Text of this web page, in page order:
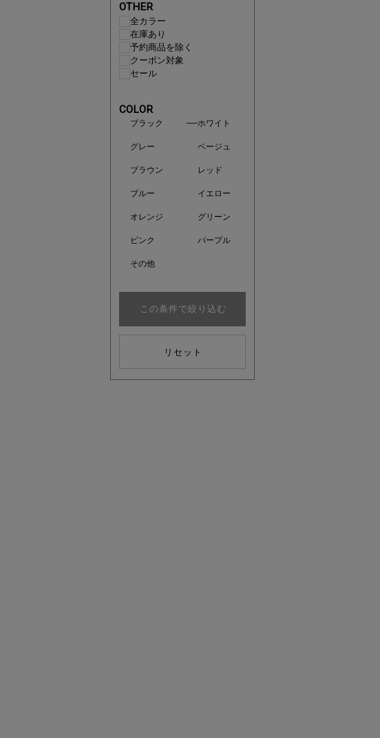
OTHER
全カラー
在庫あり
予約商品を除く
クーポン対象
セール
COLOR
ブラック ホワイト
グレー ベージュ
ブラウン レッド
ブルー イエロー
オレンジ グリーン
ピンク パープル
その他
この条件で絞り込む
リセット